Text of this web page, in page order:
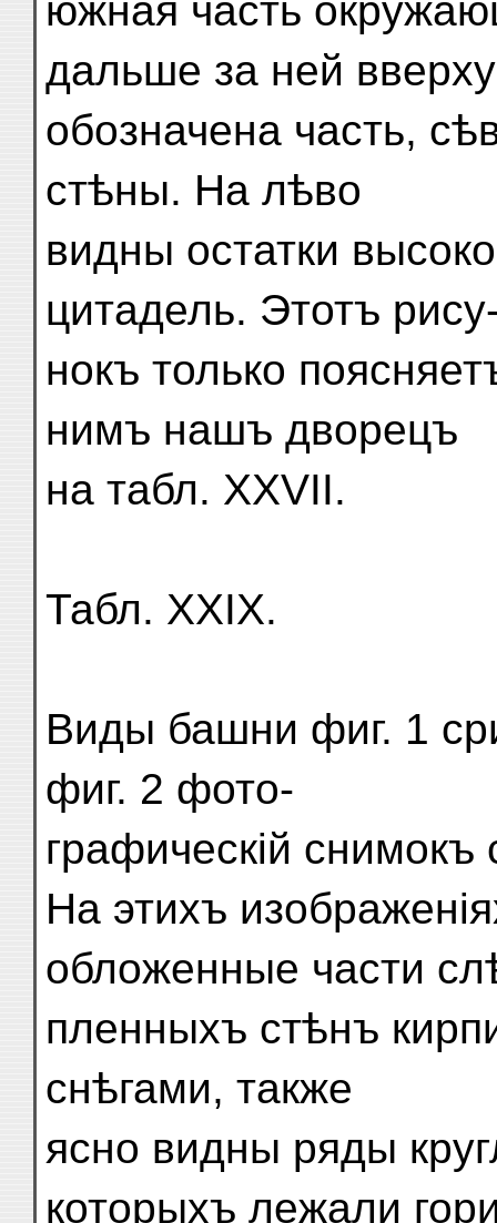
южная часть
дальше за ней вверху
обозначена часть,
стѣны. На лѣво
видны остатки
цитадель. Этотъ
нокъ только
нимъ нашъ дворецъ
на табл. XXVII.
Табл. XXIX.
Виды башни фиг. 1
фиг. 2 фото-
графическій снимокъ
На этихъ
обложенные части
пленныхъ стѣнъ
снѣгами, также
ясно видны ряды
которыхъ лежали